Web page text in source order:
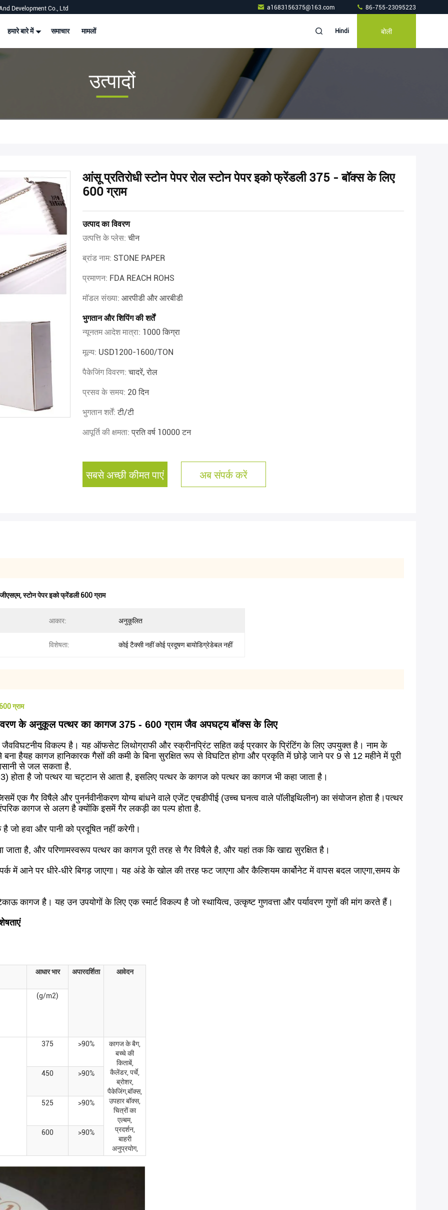
Development Co., Ltd a1683156375@163.com 86-755-23095223
हमारे बारे में समाचार मामलों Hindi बोली
उत्पादों
आंसू प्रतिरोधी स्टोन पेपर रोल स्टोन पेपर इको फ्रेंडली 375 - बॉक्स के लिए
600 ग्राम
उत्पाद का विवरण
उत्पत्ति के प्लेस:चीन
ब्रांड नाम: STONE PAPER
प्रमाणन: FDA REACH ROHS
मॉडल संख्या: आरपीडी और आरबीडी
भुगतान और शिपिंग की शर्तें
न्यूनतम आदेश मात्रा: 1000 किग्रा
मूल्य: USD1200-1600/TON
पैकेजिंग विवरण:चादरें, रोल
प्रसव के समय: 20 दिन
भुगतान शर्तें:टी/टी
आपूर्ति की क्षमता:प्रति वर्ष 10000 टन
सबसे अच्छी कीमत पाएं अब संपर्क करें
,स्टोन पेपर इको फ्रेंडली 600 ग्राम
आकार: अनुकूलित
विशेषता: कोई टैक्सी नहीं कोई प्रदूषण बायोडिग्रेडेबल नहीं
ग्राम
के अनुकूल पत्थर का कागज 375 - 600 ग्राम जैव अपघट्य बॉक्स के लिए
विकल्प है। यह ऑफसेट लिथोग्राफी और स्क्रीनप्रिंट सहित कई प्रकार के प्रिंटिंग के लिए उपयुक्त है। नाम के
हैयह कागज हानिकारक गैसों की कमी के बिना सुरक्षित रूप से विघटित होगा और प्रकृति में छोड़े जाने पर 9 से 12 महीने में पूरी
से जल सकता है.
है जो पत्थर या चट्टान से आता है, इसलिए पत्थर के कागज को पत्थर का कागज भी कहा जाता है।
एक गैर विषैले और पुनर्नवीनीकरण योग्य बांधने वाले एजेंट एचडीपीई (उच्च घनत्व वाले पॉलीइथिलीन) का संयोजन होता है।पत्थर
कागज से अलग है क्योंकि इसमें गैर लकड़ी का पल्प होता है.
हवा और पानी को प्रदूषित नहीं करेगी।
जाता है, और परिणामस्वरूप पत्थर का कागज पूरी तरह से गैर विषैले है, और यहां तक कि खाद्य सुरक्षित है।
में आने पर धीरे-धीरे बिगड़ जाएगा। यह अंडे के खोल की तरह फट जाएगा और कैल्शियम कार्बोनेट में वापस बदल जाएगा,समय के
कागज है। यह उन उपयोगों के लिए एक स्मार्ट विकल्प है जो स्थायित्व, उत्कृष्ट गुणवत्ता और पर्यावरण गुणों की मांग करते हैं।
आधार भार अपारदर्शिता आवेदन
(g/m2)
375 >90%
कागज के बैग,
बच्चे की
किताबें,
कैलेंडर, पर्चे,
ब्रोशर,
पैकेजिंग,बॉक्स,
उपहार बॉक्स,
चित्रों का
एल्बम,
प्रदर्शन,
बाहरी
अनुप्रयोग,
450 >90%
525 >90%
600 >90%